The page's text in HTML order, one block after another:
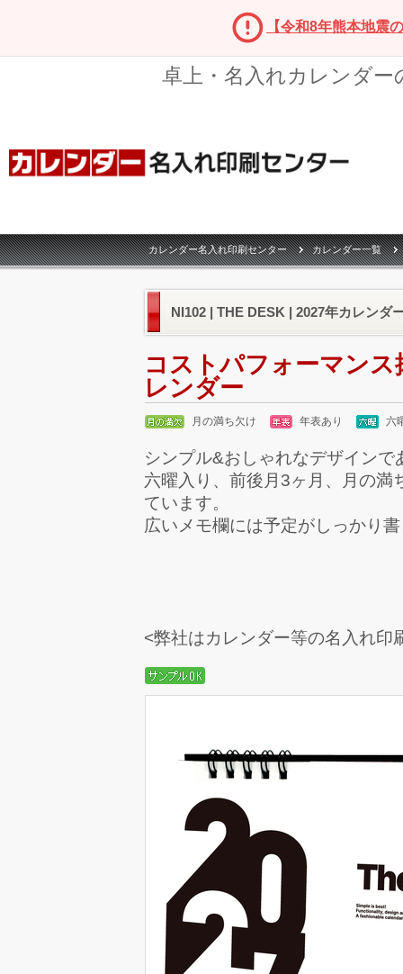
【令和8年熊本地震
卓上・名入れカレンダ
カレンダー名入れ印刷センター カレンダー一覧
NI102 | THE DESK | 2027年カレンダ
コストパフォーマン
レンダー
月の満ち欠け 年表あり 六
シンプル&おしゃれなデザイン
六曜入り、前後月3ヶ月、月の満
ています。
広いメモ欄には予定がしっかり
<弊社はカレンダー等の名入れ印